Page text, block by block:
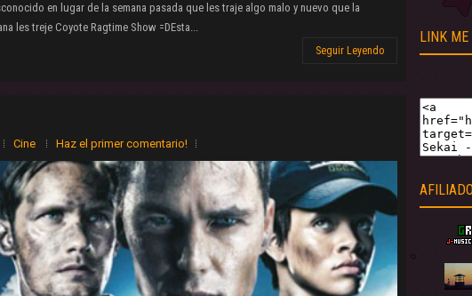
en lugar de la semana pasada que les traje algo malo y nuevo que la
les treje Coyote Ragtime Show =DEsta...
Seguir Leyendo
Cine Haz el primer comentario!
LINK ME